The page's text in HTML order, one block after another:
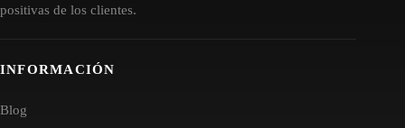
positivas de los clientes.
INFORMACIÓN
Blog